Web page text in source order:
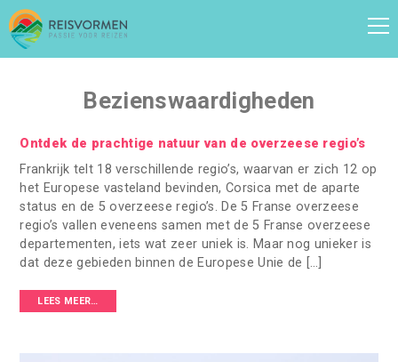
Bezienswaardigheden
Ontdek de prachtige natuur van de overzeese regio’s
Frankrijk telt 18 verschillende regio’s, waarvan er zich 12 op
het Europese vasteland bevinden, Corsica met de aparte
status en de 5 overzeese regio’s. De 5 Franse overzeese
regio’s vallen eveneens samen met de 5 Franse overzeese
departementen, iets wat zeer uniek is. Maar nog unieker is
dat deze gebieden binnen de Europese Unie de […]
LEES MEER…